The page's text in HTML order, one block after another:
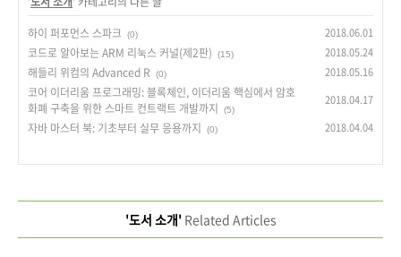
하이 퍼포먼스 스파크 (0) 2018.06.01
코드로 알아보는 ARM 리눅스 커널(제2판) (15) 2018.05.24
해들리 위컴의 Advanced R (0) 2018.05.16
코어 이더리움 프로그래밍: 블록체인, 이더리움 핵심에서 암호
화폐 구축을 위한 스마트 컨트랙트 개발까지
(5)
2018.04.17
자바 마스터 북: 기초부터 실무 응용까지 (0) 2018.04.04
'도서 소개'Related Articles